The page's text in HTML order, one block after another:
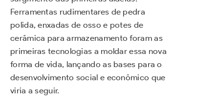
Ferramentas rudimentares de pedra
polida, enxadas de osso e potes de
cerâmica para armazenamento foram as
primeiras tecnologias a moldar essa nova
forma de vida, lançando as bases para o
desenvolvimento social e econômico que
viria a seguir.